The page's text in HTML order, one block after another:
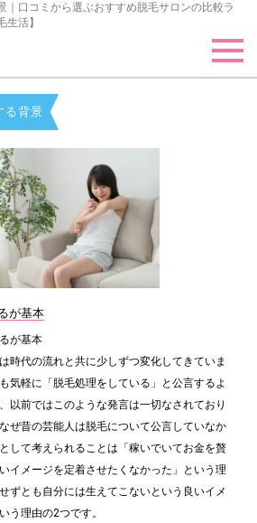
｜口コミから選ぶおすすめ脱毛サロンの比較ラ
活】
る背景
が基本
が基本
時代の流れと共に少しずつ変化してきていま
気軽に「脱毛処理をしている」と公言するよ
以前ではこのような発言は一切なされており
ぜ昔の芸能人は脱毛について公言していなか
して考えられることは「稼いでいてお金を贅
イメージを定着させたくなかった」という理
ずとも自分には生えてこないという良いイメ
う理由の2つです。